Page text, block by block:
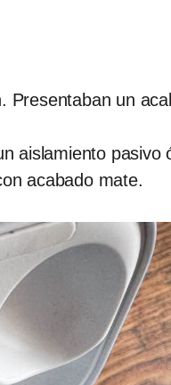
Presentaban un
aislamiento pasivo
acabado mate.